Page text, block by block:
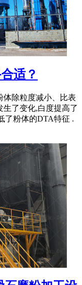
适？
体除粒度减小、比表
了变化,白度提高了
了粉体的DTA特征 .